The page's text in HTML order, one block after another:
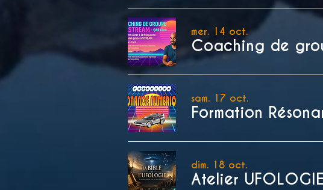
mer. 14 oct.
sam. 17 oct.
dim. 18 oct.
Atelier